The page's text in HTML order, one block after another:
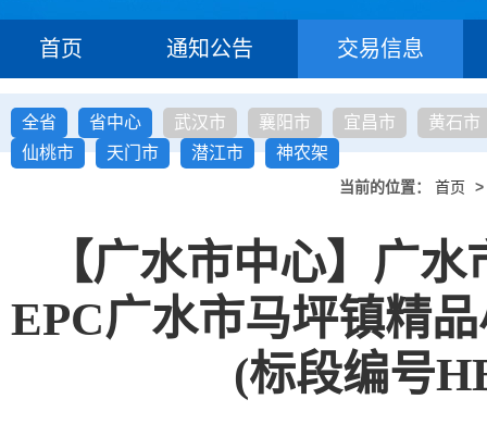
首页 通知公告 交易信息
全省 省中心 武汉市 襄阳市 宜昌市
黄石市
仙桃市
天门市 潜江市 神农架
当前的位置： 首页 >
【广水市中心】广
EPC广水市马坪镇精
(标段编号